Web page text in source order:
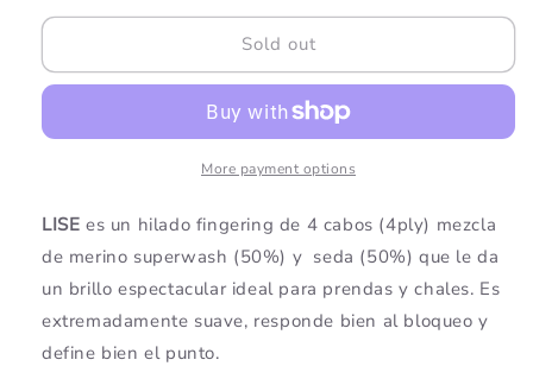
for
SIGHT
for
SIGHT
CALM
Sold out
More payment options
LISE es un hilado fingering de 4 cabos (4ply) mezcla
de merino superwash (50%) y seda (50%) que le da
un brillo espectacular ideal para prendas y chales. Es
extremadamente suave, responde bien al bloqueo y
define bien el punto.